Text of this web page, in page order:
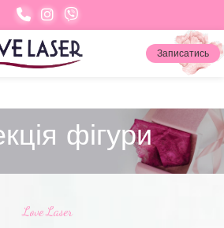
Записатись
фігури
Love Laser